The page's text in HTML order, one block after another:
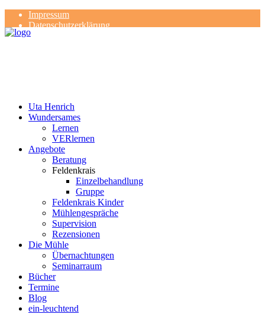
Impressum
Datenschutzerklärung
Kontakt
Uta Henrich
Wundersames
Lernen
VERlernen
Angebote
Beratung
Feldenkrais
Einzelbehandlung
Gruppe
Feldenkrais Kinder
Mühlengespräche
Supervision
Rezensionen
Die Mühle
Übernachtungen
Seminarraum
Bücher
Termine
Blog
ein-leuchtend